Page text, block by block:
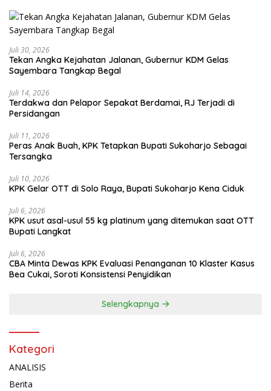
Juli 30, 2026
Tekan Angka Kejahatan Jalanan, Gubernur KDM Gelas
Sayembara Tangkap Begal
Juli 14, 2026
Terdakwa dan Pelapor Sepakat Berdamai, RJ Terjadi di
Persidangan
Juli 11, 2026
Peras Anak Buah, KPK Tetapkan Bupati Sukoharjo Sebagai
Tersangka
Juli 10, 2026
KPK Gelar OTT di Solo Raya, Bupati Sukoharjo Kena Ciduk
Juli 6, 2026
KPK usut asal-usul 55 kg platinum yang ditemukan saat OTT
Bupati Langkat
Juli 6, 2026
CBA Minta Dewas KPK Evaluasi Penanganan 10 Klaster Kasus
Bea Cukai, Soroti Konsistensi Penyidikan
Selengkapnya
Kategori
ANALISIS
Berita